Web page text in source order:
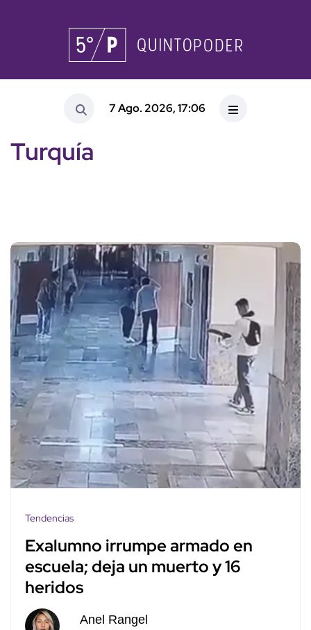
7 Ago. 2026, 17:06
Turquía
Tendencias
Exalumno irrumpe armado en
escuela; deja un muerto y 16
heridos
Anel Rangel